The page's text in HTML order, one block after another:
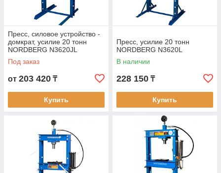
Пресс, силовое устройство -
домкрат, усилие 20 тонн
NORDBERG N3620JL
Под заказ
от 203 420 ₸
Купить
Пресс, усилие 20 тонн
NORDBERG N3620L
В наличии
228 150 ₸
Купить